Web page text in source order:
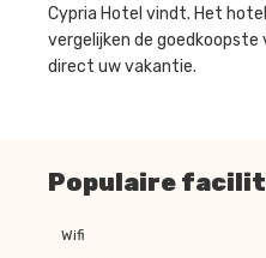
Cypria Hotel vindt. Het
vergelijken de goedkoopste
direct uw vakantie.
Populaire
Wifi